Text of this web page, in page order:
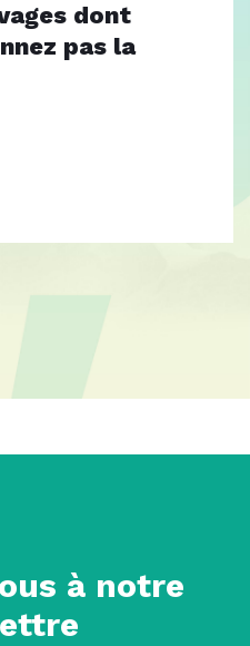
dont
pas la
à notre